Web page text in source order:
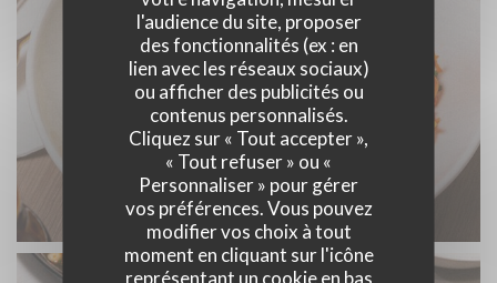
l'audience du site, proposer
des fonctionnalités (ex : en
lien avec les réseaux sociaux)
ou afficher des publicités ou
contenus personnalisés.
Cliquez sur « Tout accepter »,
« Tout refuser » ou «
Personnaliser » pour gérer
vos préférences. Vous pouvez
modifier vos choix à tout
moment en cliquant sur l'icône
représentant un cookie en bas
DSC04210.jpg